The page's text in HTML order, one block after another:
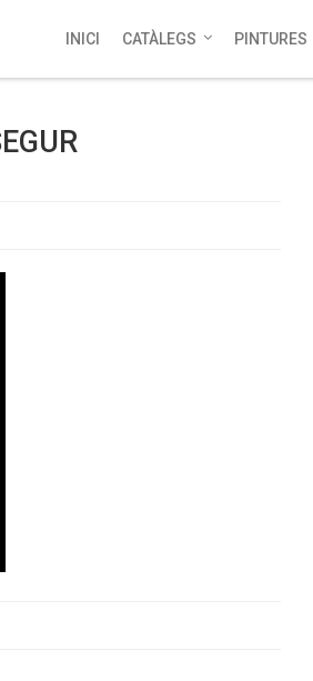
INICI CATÀLEGS PINTURES